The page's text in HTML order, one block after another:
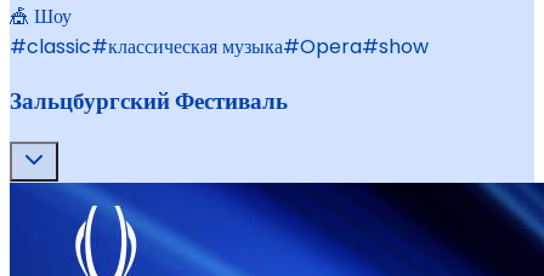
🎪 Шоу
#classic#классическая музыка#Opera#show
Зальцбургский Фестиваль